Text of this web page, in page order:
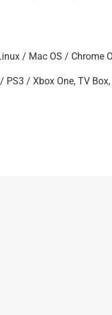
/ Mac OS / Chrome
/ Xbox One, TV